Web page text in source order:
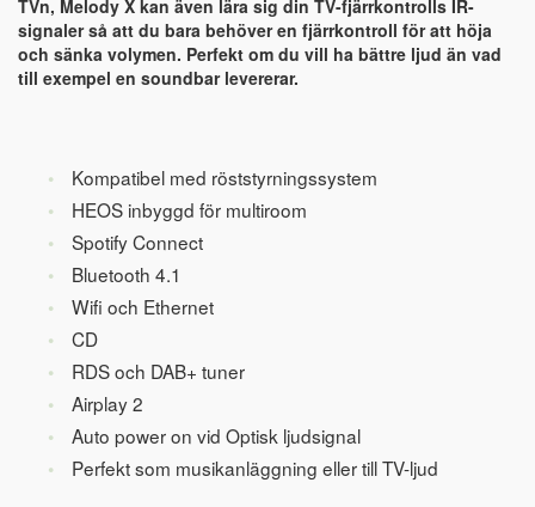
TVn, Melody X kan även lära sig din TV-fjärrkontrolls IR-
signaler så att du bara behöver en fjärrkontroll för att höja
och sänka volymen. Perfekt om du vill ha bättre ljud än vad
till exempel en soundbar levererar.
Kompatibel med röststyrningssystem
HEOS inbyggd för multiroom
Spotify Connect
Bluetooth 4.1
Wifi och Ethernet
CD
RDS och DAB+ tuner
Airplay 2
Auto power on vid Optisk ljudsignal
Perfekt som musikanläggning eller till TV-ljud